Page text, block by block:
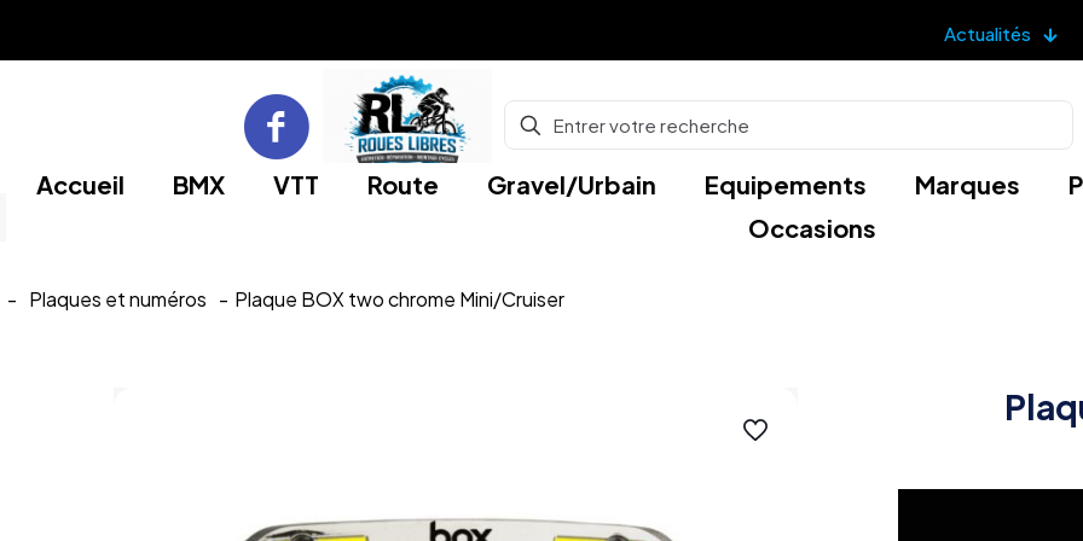
Actualités
Accueil BMX VTT Route Gravel/Urbain Equipements Marques
Occasions
- Plaques et numéros - Plaque BOX two chrome Mini/Cruiser